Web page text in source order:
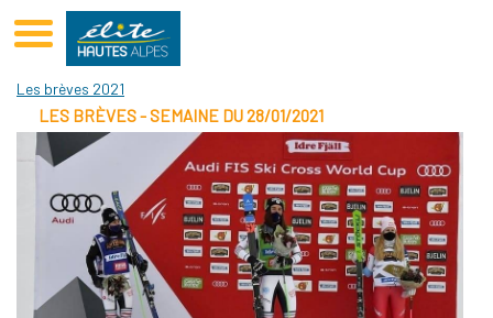
Les brèves 2021
LES BRÈVES - SEMAINE DU 28/01/2021